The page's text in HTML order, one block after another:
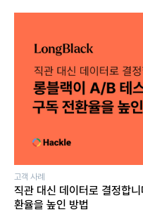
고객 사례
직관 대신 데이터로 결정합
환율을 높인 방법